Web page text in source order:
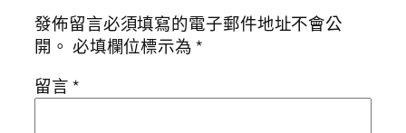
發佈留言必須填寫的電子郵件地址不會公
開。 必填欄位標示為*
留言*